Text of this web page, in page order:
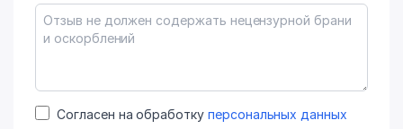
Согласен на обработку персональных данных